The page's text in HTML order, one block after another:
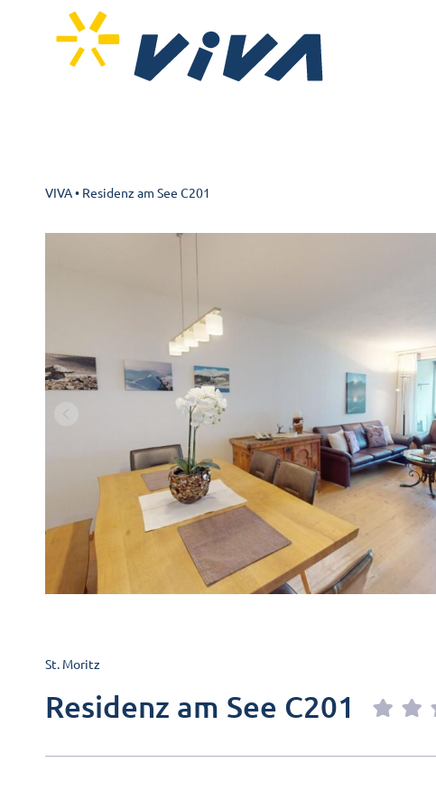
VIVA• Residenz am See C201
St. Moritz
Residenz am See C201